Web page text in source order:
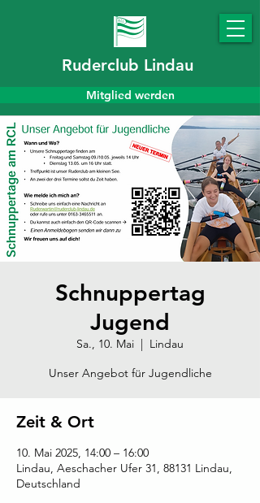
Ruderclub Lindau
Mitglied werden
Schnuppertag
Jugend
Sa., 10. Mai
  |
Lindau
Unser Angebot für Jugendliche
Zeit & Ort
10. Mai 2025, 14:00 – 16:00
Lindau, Aeschacher Ufer 31, 88131 Lindau,
Deutschland